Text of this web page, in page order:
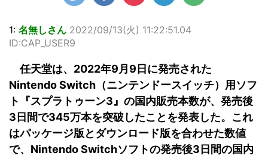
り、ボディライン
クシーニット姿の
カットから、笑顔
キュートなビキ
を引くランジェリ
ー姿のカットなど
容となっている。
http://www.rbbto
da ...
話題になり、早く
も再登場した。
が揺れた！！」と
紹介され、水着姿
を披露した。 ...
た。 【写真18枚】
せ…ほぼ'手ぶら'な
縄でロケを敢行。
本作撮影にあた
り、「スゴい決意
をさせていただい
て8キロ（痩せ
た）。デビュー当
時の体重まで ...
1: 名無しさん 2022/09/13(火) 11:22:51.04
ID:CAP_USER9
任天堂は、2022年9月9日に発売された
Nintendo Switch（ニンテンドースイッチ）用ソフ
ト『スプラトゥーン3』の国内販売本数が、発売後
3日間で345万本を突破したことを発表した。これ
はパッケージ版とダウンロード版を合わせた数値
で、Nintendo Switchソフトの発売後3日間の国内